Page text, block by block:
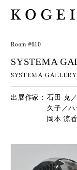
Room #610
SYSTEMA
SYSTEMA GALLERY
出展作家： 石田 克
久子／
岡本 涼